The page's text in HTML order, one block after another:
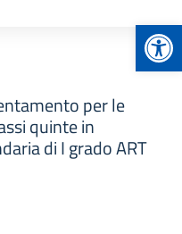
per le
quinte in
di I grado ART